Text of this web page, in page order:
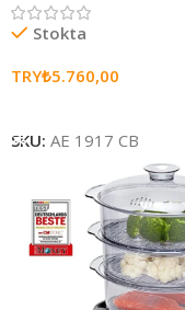
Stokta
TRY₺5.760,00
SKU: AE 1917 CB